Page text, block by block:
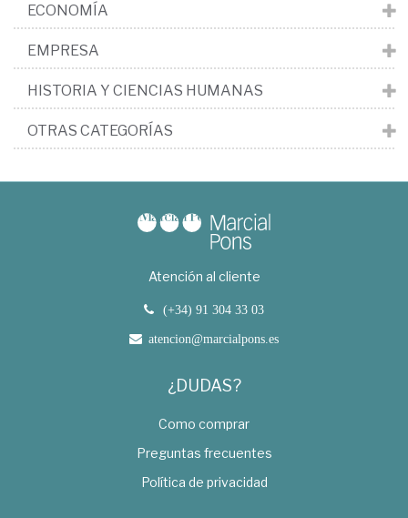
ECONOMÍA
EMPRESA
HISTORIA Y CIENCIAS HUMANAS
OTRAS CATEGORÍAS
Atención al cliente
(+34) 91 304 33 03
atencion@marcialpons.es
¿DUDAS?
Como comprar
Preguntas frecuentes
Política de privacidad